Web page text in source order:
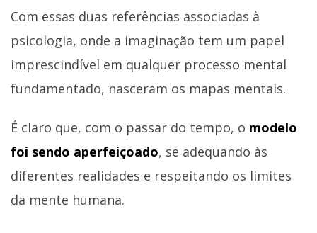
Com essas duas referências associadas à
psicologia, onde a imaginação tem um papel
imprescindível em qualquer processo mental
fundamentado, nasceram os mapas mentais.
É claro que, com o passar do tempo, o modelo
foi sendo aperfeiçoado, se adequando às
diferentes realidades e respeitando os limites
da mente humana.